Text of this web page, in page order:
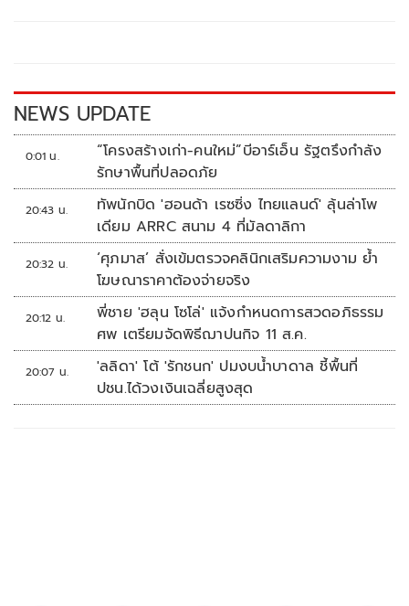
k k
NEWS UPDATE
0:01 น.
“โครงสร้างเก่า-คนใหม่”บีอาร์เอ็น รัฐตรึงกำลัง
รักษาพื้นที่ปลอดภัย
20:43 น.
ทัพนักบิด 'ฮอนด้า เรซซิ่ง ไทยแลนด์' ลุ้นล่าโพ
เดียม ARRC สนาม 4 ที่มัลดาลิกา
20:32 น.
‘ศุภมาส’ สั่งเข้มตรวจคลินิกเสริมความงาม ย้ำ
โฆษณาราคาต้องจ่ายจริง
20:12 น.
พี่ชาย 'ฮลุน โซโล่' แจ้งกำหนดการสวดอภิธรรม
ศพ เตรียมจัดพิธีฌาปนกิจ 11 ส.ค.
20:07 น.
'ลลิดา' โต้ 'รักชนก' ปมงบน้ำบาดาล ชี้พื้นที่
ปชน.ได้วงเงินเฉลี่ยสูงสุด